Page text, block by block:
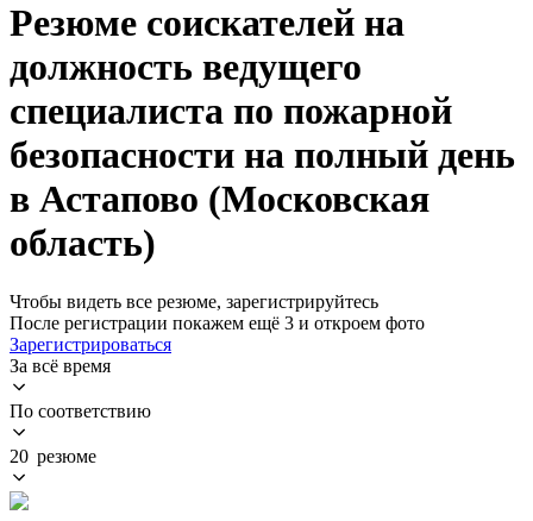
Резюме соискателей на
должность ведущего
специалиста по пожарной
безопасности на полный день
в Астапово (Московская
область)
Чтобы видеть все резюме, зарегистрируйтесь
После регистрации покажем ещё 3 и откроем фото
Зарегистрироваться
За всё время
По соответствию
20 резюме